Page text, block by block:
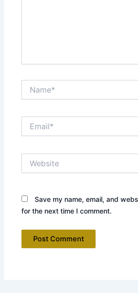
Save my name, email, and
for the next time I comment.